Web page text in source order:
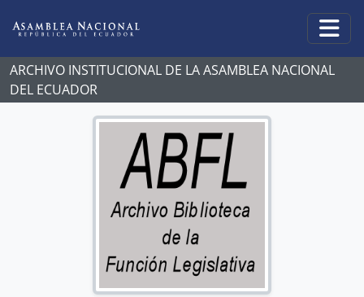
ARCHIVO INSTITUCIONAL DE LA ASAMBLEA NACIONAL
DEL ECUADOR